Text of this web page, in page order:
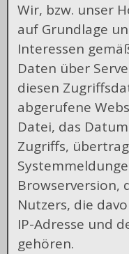
Wir, bzw. unser
auf Grundlage
Interessen
Daten über
diesen
abgerufene
Datei, das
Zugriffs,
Browserversion,
Nutzers, die
IP-Adresse und
gehören.